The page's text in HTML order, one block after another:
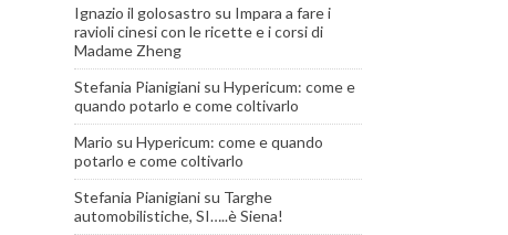
Ignazio il golosastro su Impara a fare i
ravioli cinesi con le ricette e i corsi di
Madame Zheng
Stefania Pianigiani su Hypericum: come e
quando potarlo e come coltivarlo
Mario su Hypericum: come e quando
potarlo e come coltivarlo
Stefania Pianigiani su Targhe
automobilistiche, SI…..è Siena!